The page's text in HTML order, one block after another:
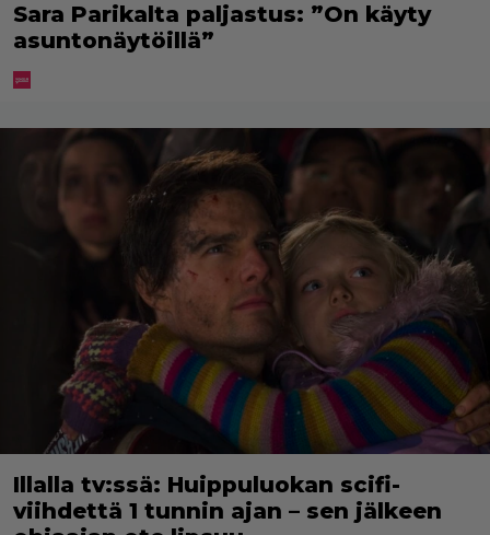
Sara Parikalta paljastus: ”On käyty
asuntonäytöillä”
Illalla tv:ssä: Huippuluokan scifi-
viihdettä 1 tunnin ajan – sen jälkeen